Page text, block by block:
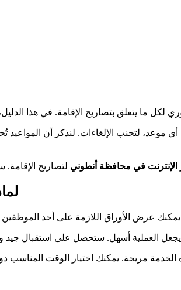
لكل ما يتعلق بتصاريح الإقامة. في هذا
موعد، لتجنب الإلغاءات. لنذكر أن المواعيد
في محافظة أنطوني
عرض الأوراق اللازمة على أحد الموظفين